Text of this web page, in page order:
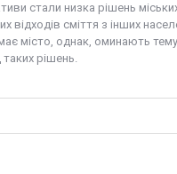
стали низка рішень
сміття з інших
місто, однак, оминають тему
рішень.